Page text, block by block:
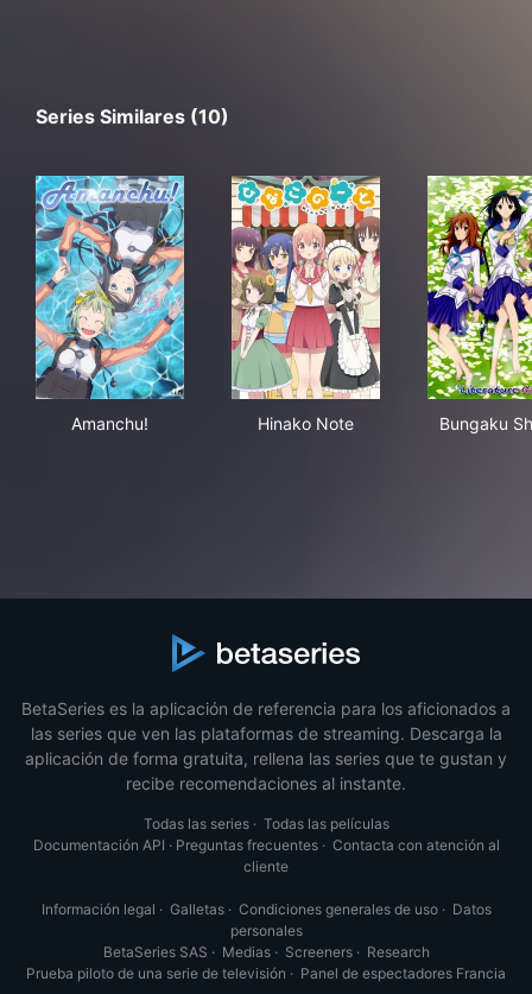
Series Similares (10)
Amanchu! Hinako Note Bungaku
BetaSeries es la aplicación de referencia para los aficionados a
las series que ven las plataformas de streaming. Descarga la
aplicación de forma gratuita, rellena las series que te gustan y
recibe recomendaciones al instante.
Todas las series· Todas las películas
Documentación API · Preguntas frecuentes· Contacta con atención al
cliente
Información legal · Galletas· Condiciones generales de uso· Datos
personales
BetaSeries SAS · Medias· Screeners· Research
Prueba piloto de una serie de televisión · Panel de espectadores Francia